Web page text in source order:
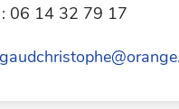
: 06 14 32 79 17